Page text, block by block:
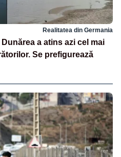
Realitatea din Germania
a atins azi cel mai
Se prefigurează